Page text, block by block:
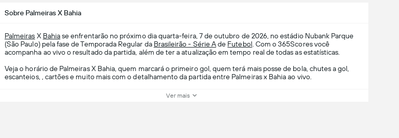
Sobre Palmeiras X Bahia
Palmeiras X Bahiase enfrentarão no próximo dia quarta-feira, 7 de outubro de 2026, no estádio Nubank Parque
(São Paulo) pela fase de Temporada Regular da Brasileirão - Série Ade Futebol . Com o 365Scores você
acompanha ao vivo o resultado da partida, além de ter a atualização em tempo real de todas as estatísticas.
Veja o horário de Palmeiras X Bahia, quem marcará o primeiro gol, quem terá mais posse de bola, chutes a gol,
escanteios, , cartões e muito mais com o detalhamento da partida entre Palmeiras x Bahia ao vivo.
Ver mais